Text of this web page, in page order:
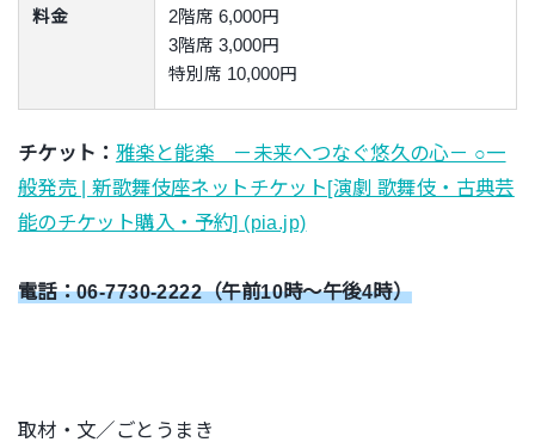
料金
2階席 6,000円
3階席 3,000円
特別席 10,000円
チケット： 雅楽と能楽 －未来へつなぐ悠久の心－ ○一
般発売 | 新歌舞伎座ネットチケット[演劇 歌舞伎・古典芸
能のチケット購入・予約] (pia.jp)
電話：06-7730-2222（午前10時～午後4時）
取材・文／ごとうまき